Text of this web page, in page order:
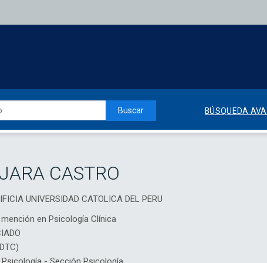
Buscar BÚSQUEDA
CASTRO
UNIVERSIDAD CATOLICA DEL PERU
en Psicología Clínica